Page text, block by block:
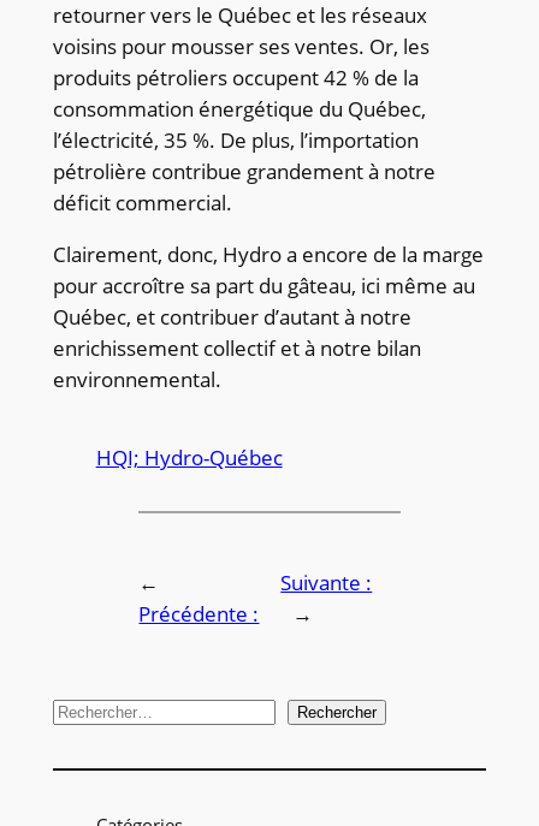
retourner vers le Québec et les réseaux
voisins pour mousser ses ventes. Or, les
produits pétroliers occupent 42 % de la
consommation énergétique du Québec,
l’électricité, 35 %. De plus, l’importation
pétrolière contribue grandement à notre
déficit commercial.
Clairement, donc, Hydro a encore de la marge
pour accroître sa part du gâteau, ici même au
Québec, et contribuer d’autant à notre
enrichissement collectif et à notre bilan
environnemental.
HQI; Hydro-Québec
←
Précédente :
Suivante :
→
R
c
Rechercher